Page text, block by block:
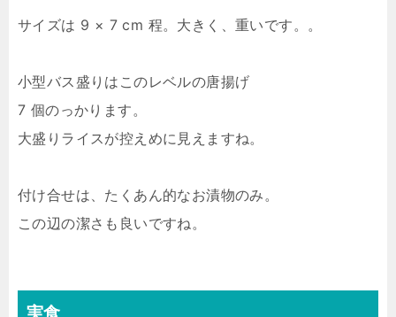
サイズは 9 × 7 cm 程。大きく、重いです。。
小型バス盛りはこのレベルの唐揚げ
7 個のっかります。
大盛りライスが控えめに見えますね。
付け合せは、たくあん的なお漬物のみ。
この辺の潔さも良いですね。